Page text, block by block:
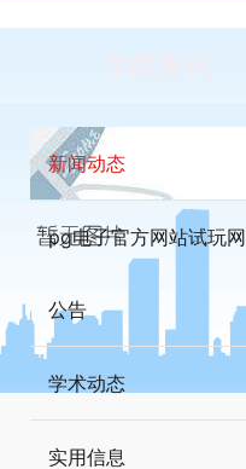
学院资讯
新闻动态
pg电子官方网站试玩
公告
学术动态
实用信息